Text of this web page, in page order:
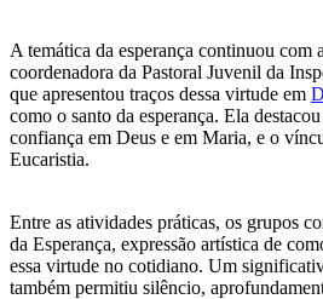
A temática da esperança continuou
coordenadora da Pastoral Juvenil da
que apresentou traços dessa virtude em
como o santo da esperança. Ela
confiança em Deus e em Maria, e o
Eucaristia.
Entre as atividades práticas, os grupos
da Esperança, expressão artística de
essa virtude no cotidiano. Um
também permitiu silêncio,